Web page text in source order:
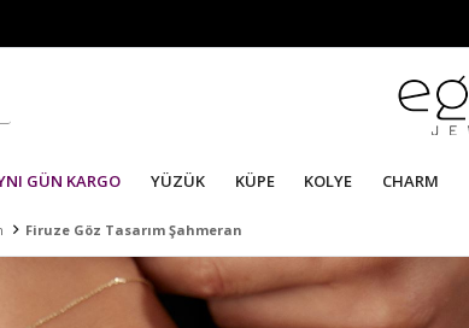
GÜN KARGO YÜZÜK KÜPE KOLYE CHARM
Firuze Göz Tasarım Şahmeran